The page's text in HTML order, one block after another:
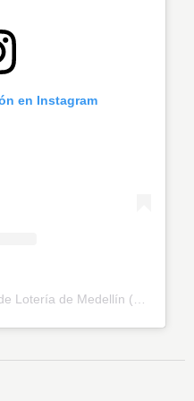
en Instagram